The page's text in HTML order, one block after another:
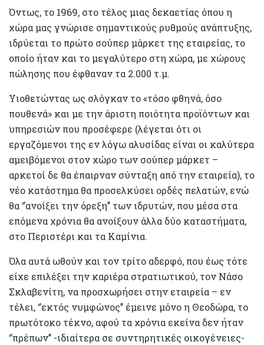
Όντως, το 1969, στο τέλος μιας δεκαετίας όπου η
χώρα μας γνώρισε σημαντικούς ρυθμούς ανάπτυξης,
ιδρύεται το πρώτο σούπερ μάρκετ της εταιρείας, το
οποίο ήταν και το μεγαλύτερο στη χώρα, με χώρους
πώλησης που έφθαναν τα 2.000 τ.μ.
Υιοθετώντας ως σλόγκαν το «τόσο φθηνά, όσο
πουθενά» και με την άριστη ποιότητα προϊόντων και
υπηρεσιών που προσέφερε (λέγεται ότι οι
εργαζόμενοι της εν λόγω αλυσίδας είναι οι καλύτερα
αμειβόμενοι στον χώρο των σούπερ μάρκετ –
αρκετοί δε θα έπαιρναν σύνταξη από την εταιρεία), το
νέο κατάστημα θα προσελκύσει ορδές πελατών, ενώ
θα ‘’ανοίξει την όρεξη’’ των ιδρυτών, που μέσα στα
επόμενα χρόνια θα ανοίξουν άλλα δύο καταστήματα,
στο Περιστέρι και τα Καμίνια.
Όλα αυτά ωθούν και τον τρίτο αδερφό, που έως τότε
είχε επιλέξει την καριέρα στρατιωτικού, τον Νάσο
Σκλαβενίτη, να προσχωρήσει στην εταιρεία – εν
τέλει, ‘’εκτός νυμφώνος’’ έμεινε μόνο η Θεοδώρα, το
πρωτότοκο τέκνο, αφού τα χρόνια εκείνα δεν ήταν
‘’πρέπων’’ -ιδιαίτερα σε συντηρητικές οικογένειες-